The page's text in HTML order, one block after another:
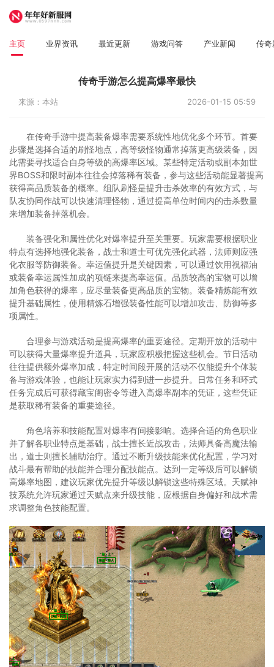
主页 业界资讯 最近更新 游戏问答 产业新闻 传奇
传奇手游怎么提高爆率最快
来源：本站 2026-01-15 05:59
在传奇手游中提高装备爆率需要系统性地优化多个环节。首要
步骤是选择合适的刷怪地点，高等级怪物通常掉落更高级装备，因
此需要寻找适合自身等级的高爆率区域。某些特定活动或副本如世
界BOSS和限时副本往往会掉落稀有装备，参与这些活动能显著提高
获得高品质装备的概率。组队刷怪是提升击杀效率的有效方式，与
队友协同作战可以快速清理怪物，通过提高单位时间内的击杀数量
来增加装备掉落机会。
装备强化和属性优化对爆率提升至关重要。玩家需要根据职业
特点有选择地强化装备，战士和道士可优先强化武器，法师则应强
化衣服等防御装备。幸运值提升是关键因素，可以通过饮用祝福油
或装备幸运属性加成的项链来提高幸运值。品质较高的宝物可以增
加角色获得的爆率，应尽量装备更高品质的宝物。装备精炼能有效
提升基础属性，使用精炼石增强装备性能可以增加攻击、防御等多
项属性。
合理参与游戏活动是提高爆率的重要途径。定期开放的活动中
可以获得大量爆率提升道具，玩家应积极把握这些机会。节日活动
往往提供额外爆率加成，特定时间段开展的活动不仅能提升个体装
备与游戏体验，也能让玩家实力得到进一步提升。日常任务和环式
任务完成后可获得藏宝阁密令等进入高爆率副本的凭证，这些凭证
是获取稀有装备的重要途径。
角色培养和技能配置对爆率有间接影响。选择合适的角色职业
并了解各职业特点是基础，战士擅长近战攻击，法师具备高魔法输
出，道士则擅长辅助治疗。通过不断升级技能来优化配置，学习对
战斗最有帮助的技能并合理分配技能点。达到一定等级后可以解锁
高爆率地图，建议玩家优先提升等级以解锁这些特殊区域。天赋神
技系统允许玩家通过天赋点来升级技能，应根据自身偏好和战术需
求调整角色技能配置。